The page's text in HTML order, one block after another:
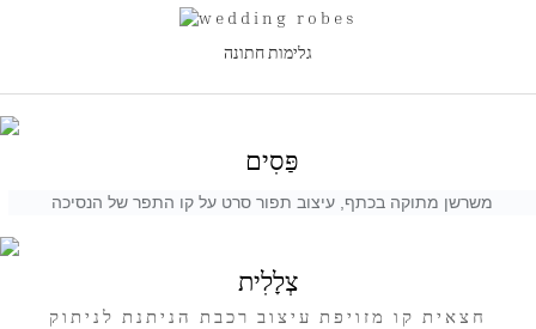
גלימות חתונה
פַּסִים
משרשן מתוקה בכתף, עיצוב תפור סרט על קו התפר של הנסיכה
צְלָלִית
חצאית קו מזויפת עיצוב רכבת הניתנת לניתוק